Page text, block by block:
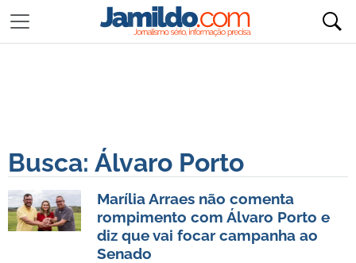
Busca: Álvaro Porto
Marília Arraes não comenta
rompimento com Álvaro Porto e
diz que vai focar campanha ao
Senado